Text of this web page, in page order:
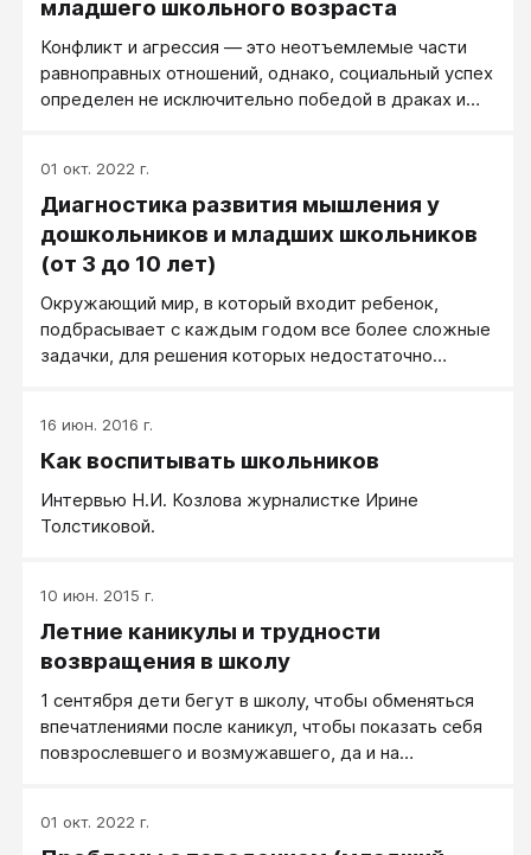
младшего школьного возраста
Конфликт и агрессия — это неотъемлемые части
равноправных отношений, однако, социальный успех
определен не исключительно победой в драках и
проблем, при этом социально успешные дети –
умелые социальные манипуляторы, которые легко
заключают мир с прежним противником и
вмешиваются в конфликты между другими членами
группы, таким образом, сохраняя социальное
равновесие. Они способны использовать
комбинацию принудительных и сотрудничающих
стратегий.
01 окт. 2022 г.
Диагностика развития мышления у
дошкольников и младших школьников
(от 3 до 10 лет)
Окружающий мир, в который входит ребенок,
подбрасывает с каждым годом все более сложные
задачки, для решения которых недостаточно
явлениями. Почему из разбавленной водой глины
можно лепить всевозможные поделки, а невлажная
кораблик не тонет, а железный тут же
погружается в воду? Почему помещенный в
превращается в фигурный лед?
16 июн. 2016 г.
Как воспитывать школьников
Интервью Н.И. Козлова журналистке Ирине
Толстиковой.
10 июн. 2015 г.
Летние каникулы и трудности
возвращения в школу
1 сентября дети бегут в школу, чтобы обменяться
впечатлениями после каникул, чтобы показать себя
повзрослевшего и возмужавшего, да и на
продолжения праздника жизни... Как же вернуть
01 окт. 2022 г.